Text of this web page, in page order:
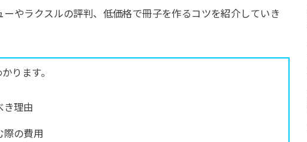
やラクスルの評判、低価格で冊子を作るコツを紹介していき
ります。
き理由
際の費用